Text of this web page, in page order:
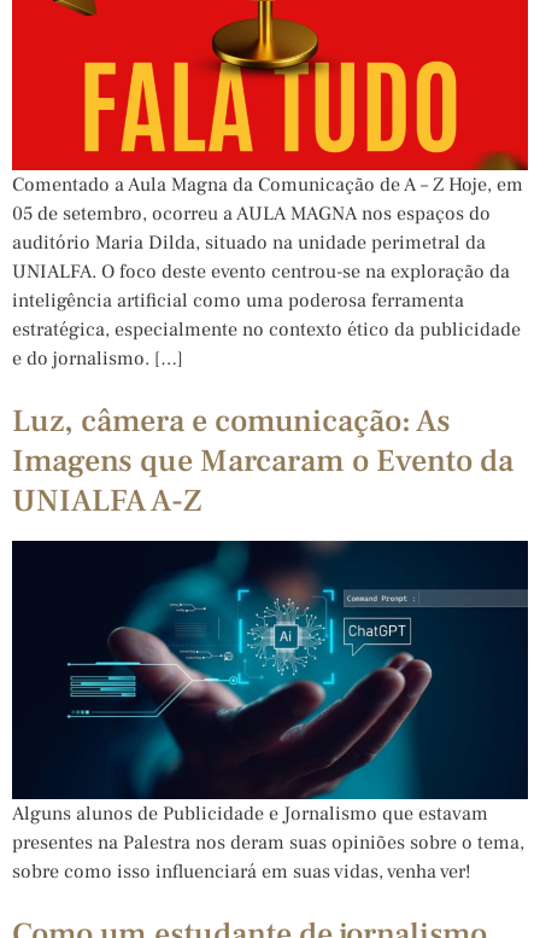
Comentado a Aula Magna da Comunicação de A – Z Hoje, em
05 de setembro, ocorreu a AULA MAGNA nos espaços do
auditório Maria Dilda, situado na unidade perimetral da
UNIALFA. O foco deste evento centrou-se na exploração da
inteligência artificial como uma poderosa ferramenta
estratégica, especialmente no contexto ético da publicidade
e do jornalismo. […]
Luz, câmera e comunicação: As
Imagens que Marcaram o Evento da
UNIALFA A-Z
Alguns alunos de Publicidade e Jornalismo que estavam
presentes na Palestra nos deram suas opiniões sobre o tema,
sobre como isso influenciará em suas vidas, venha ver!